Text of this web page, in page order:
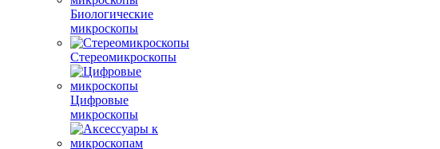
Биологические
микроскопы
Стереомикроскопы
Цифровые
микроскопы